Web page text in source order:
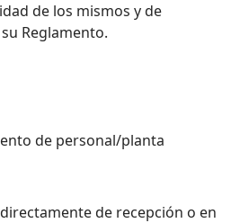
de los mismos y de
Reglamento.
de personal/planta
de recepción o en